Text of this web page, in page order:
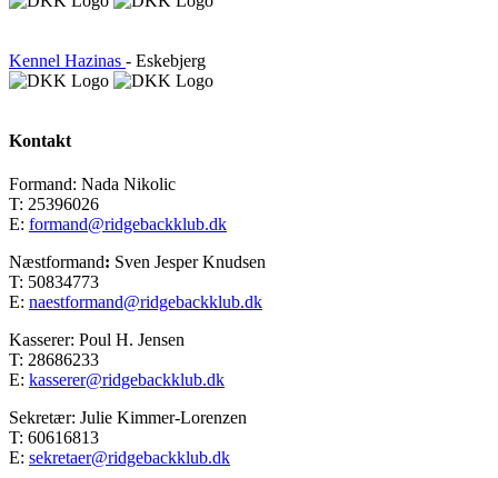
Kennel Hazinas - Eskebjerg
Kontakt
Formand: Nada Nikolic
T: 25396026
E: formand@ridgebackklub.dk
Næstformand: Sven Jesper Knudsen
T: 50834773
E: naestformand@ridgebackklub.dk
Kasserer: Poul H. Jensen
T: 28686233
E: kasserer@ridgebackklub.dk
Sekretær: Julie Kimmer-Lorenzen
T: 60616813
E: sekretaer@ridgebackklub.dk